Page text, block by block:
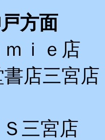
方面
ｉｅ店
店三宮
三宮店